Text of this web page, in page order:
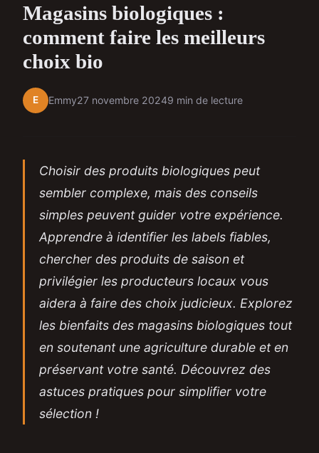
Magasins biologiques :
comment faire les meilleurs
choix bio
E Emmy27 novembre 20249 min de lecture
Choisir des produits biologiques peut
sembler complexe, mais des conseils
simples peuvent guider votre expérience.
Apprendre à identifier les labels fiables,
chercher des produits de saison et
privilégier les producteurs locaux vous
aidera à faire des choix judicieux. Explorez
les bienfaits des magasins biologiques tout
en soutenant une agriculture durable et en
préservant votre santé. Découvrez des
astuces pratiques pour simplifier votre
sélection !